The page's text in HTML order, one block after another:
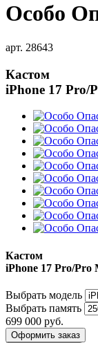
Особо
арт. 28643
Кастом
iPhone 17 Pro/
Кастом
iPhone 17 Pro/Pro
Выбрать модель
Выбрать память
699 000 руб.
Оформить заказ